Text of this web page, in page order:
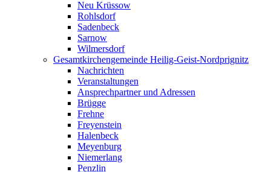
Neu Krüssow
Rohlsdorf
Sadenbeck
Sarnow
Wilmersdorf
Gesamtkirchengemeinde Heilig-Geist-Nordprignitz
Nachrichten
Veranstaltungen
Ansprechpartner und Adressen
Brügge
Frehne
Freyenstein
Halenbeck
Meyenburg
Niemerlang
Penzlin